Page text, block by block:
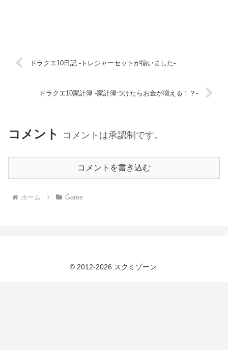
ドラクエ10日記 -トレジャーセットが揃いました-
ドラクエ10家計簿 -家計簿つけたらお金が増える！？-
コメント コメントは承認制です。
コメントを書き込む
ホーム Game
© 2012-2026 スクミゾーン.